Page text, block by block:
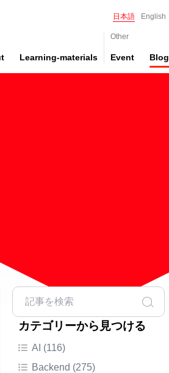
日本語 English
Learning-materials
Other
Event Blog
カテゴリーから見つける
AI (116)
Backend (275)